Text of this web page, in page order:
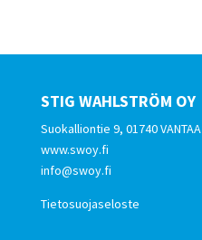
STIG WAHLSTRÖM OY
Suokalliontie 9, 01740 VANTAA
www.swoy.fi
info@swoy.fi
Tietosuojaseloste